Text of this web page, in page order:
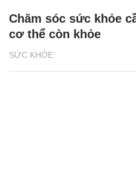
SỨC KHỎE
Chăm sóc sức khỏe
cơ thể còn khỏe